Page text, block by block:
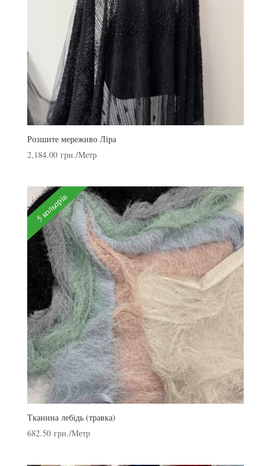
Розшите мереживо Ліра
2,184.00 грн./Метр
5 кольорів
Тканина лебідь (травка)
682.50 грн./Метр